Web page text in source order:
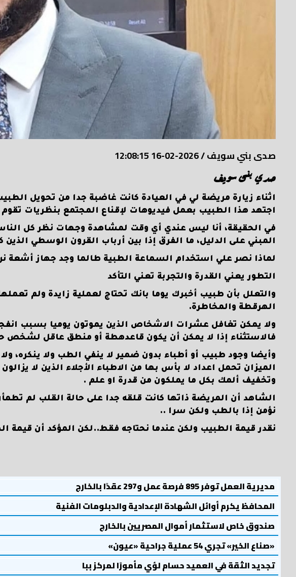
صدى بني سويف/
2026-02-16 12:08:15
صدي بنى سويف
اثناء زيارة مريضة لي في العيادة كانت غاضبة جدا من تحويل
اجتهد هذا الطبيب بعمل فيديوهات لإقناع المجتمع بنظريات تقوم
في الحقيقة، أنا ليس عندي أي وقت لمشاهدة وجهات نظر كل
المبني على الدليل، ما الفرق إذا بين أرباب القرون الوسطي
لماذا نصر علي استخدام السماعة الطبية طالما وجد جهاز
التطور يعني القدرة والتجربة تعني التأكد
والتعلل بأن طبيب أخبرك يوما بانك تحتاج لعملية زايدة ولم
الهرقطة والمخاطرة.
ولا يمكن تغافل عشرات الاشخاص الذين يموتون يوميا بسبب
فالاستثناء إذا لا يمكن أن يكون قاعدهطة أو منطق عاقل لشخص
وأيضا وجود طبيب أو أطباء بدون ضمير لا ينفي الطب ولا ينكره،
الميزان تحمل اعداد لا بأس بها من الاطباء الأجلاء الذين لا
وتخفيف ألمك بكل ما يملكون من قدرة او علم .
الشاهد أن المريضة ذاتها كانت قلقه جدا على حالة القلب لم
نؤمن إذا بالطب ولكن سرا ..
نقدر قيمة الطبيب ولكن عندما نحتاجه فقط..لكن المؤكد أن
مديرية العمل توفر 895 فرصة عمل و297 عقدًا بالخارج
المحافظ يكرم أوائل الشهادة الإعدادية والدبلومات الفنية
صندوق خاص لاستثمار أموال المصريين بالخارج
«صناع الخير» تجري 54 عملية جراحية «عيون»
تجديد الثقة في العميد حسام لؤي مأمورًا لمركز ببا